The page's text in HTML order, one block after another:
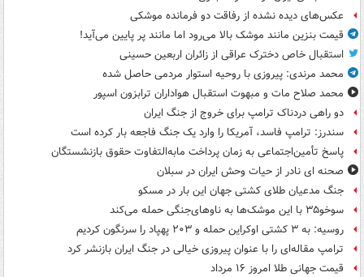
عکس‌های دیده نشده از رفاقت دو فرمانده‌ موشکی
قیمت بنزین مانند موشک بالا می‌رود اما مانند پر پایین می‌آید!
استقبال خاص دخترک عراقی از زائران اربعین حسینی
محمد مرندی: پیروزی با روحیه استوار مردمی حاصل شده
محمد صلاح مات و مبهوت استقبال هواداران ترابزون اسپور
دو راهی دردناک ترامپ برای خروج از جنگ ایران
سندرز: ترامپ فاسد، آمریکا را وارد یک جنگ فاجعه بار کرده است
پاسخ تأمین‌اجتماعی به زمان پرداخت مابه‌التفاوت حقوق بازنشستگان
صحنه ای نادر از حیات وحش ایران در سبلان
جنگ مدعیان طلای کشتی جهان این بار در مسکو
سوخو۳۵ با این موشک‌ها به ناوهای‌جنگی حمله می‌کند
روسیه: به ۳ کشتی اوکراین حمله و ۲۰۳ پهپاد را سرنگون کردیم
ترامپ مقاله‌ای را با عنوان پیروزی خیالی در جنگ ایران بازنشر کرد
قیمت جهانی طلا امروز ۱۶ مرداد